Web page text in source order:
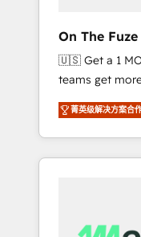
messaging, &
results. 🤖AI Strategy: Activate Breeze Agents,
configure
tailored AI services.
HubSpot with
maintenance.
On The
🇺🇸 Get a 1 MONTH
teams get
our HubSpot
Services. 🚀 Who We Work With 🚀 We help
lean, growing
business -
client's are
菁英级解决方案合